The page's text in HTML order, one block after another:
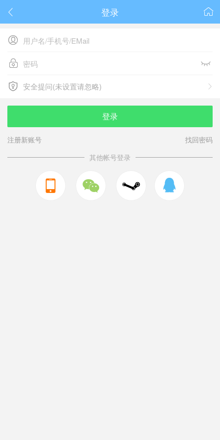
 
登录

 
 
安全提问(未设置请忽略)
安全提问(未设置请忽略)
登录
注册新账号
找回密码
其他帐号登录
  